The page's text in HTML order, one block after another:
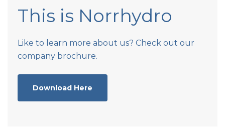
This is Norrhydro
Like to learn more about us? Check out our
company brochure.
Download Here